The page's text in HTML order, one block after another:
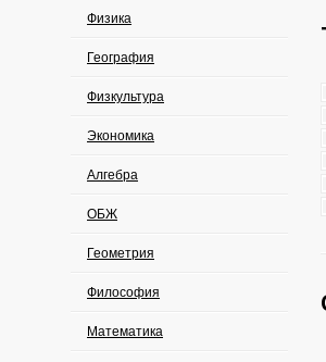
Физика
География
Физкультура
Экономика
Алгебра
ОБЖ
Геометрия
Философия
Математика